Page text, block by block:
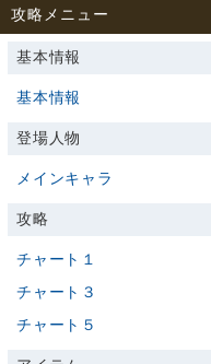
攻略メニュー
基本情報
基本情報
登場人物
メインキャラ
攻略
チャート１
チャート３
チャート５